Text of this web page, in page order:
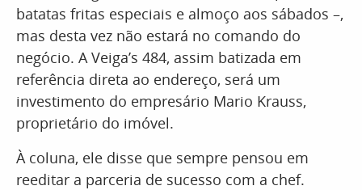
batatas fritas especiais e almoço aos sábados –,
mas desta vez não estará no comando do
negócio. A Veiga’s 484, assim batizada em
referência direta ao endereço, será um
investimento do empresário Mario Krauss,
proprietário do imóvel.
À coluna, ele disse que sempre pensou em
reeditar a parceria de sucesso com a chef.